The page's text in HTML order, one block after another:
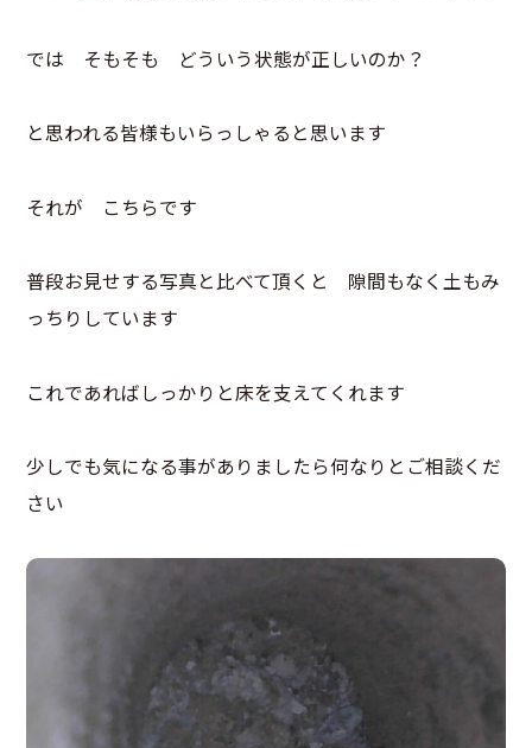
では そもそも どういう状態が正しいのか？
と思われる皆様もいらっしゃると思います
それが こちらです
普段お見せする写真と比べて頂くと 隙間もなく土もみ
っちりしています
これであればしっかりと床を支えてくれます
少しでも気になる事がありましたら何なりとご相談くだ
さい